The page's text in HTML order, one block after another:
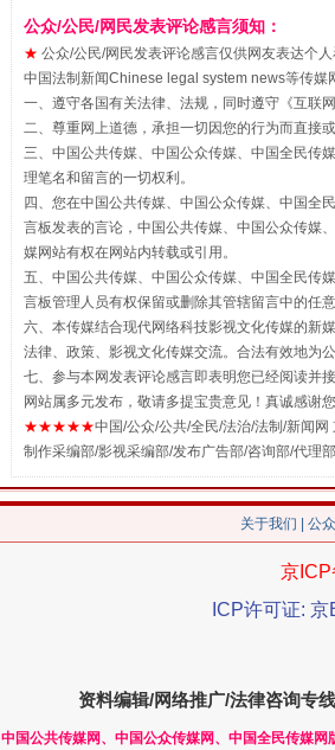
公众/公民/网民发表评论感言须知：
★ 公众/公民/网民发表评论感言仅供网友表达个
中国法制新闻Chinese legal system news等传媒
一、遵守各国有关法律、法规，同时遵守《互联
二、尊重网上道德，承担一切因您的行为而直接
三、中国公共传媒、中国公众传媒、中国全民
理笔名和留言的一切权利。
四、您在中国公共传媒、中国公众传媒、中国
言板发表的言论，中国公共传媒、中国公众传
媒网站有权在网站内转载或引用。
五、中国公共传媒、中国公众传媒、中国全民传
言板管理人员有权保留或删除其管辖留言中的任意
六、本传媒结合现代网络科技影视文化传媒的新
法律、政策、影视文化传媒交流。合法有效地为
七、参与本网发表评论感言即表明您已经阅读并
网站属多元发布，敬请多提宝贵意见！真诚感谢
★★★★★中国/公众/公共/全民/法治/法制/新闻
制作采编部/影视采编部/发布广告部/咨询部/代理部
关于我们 公
京
ICP许可证:
资料编辑/网络推广/法律咨询专线
中国公共传媒网、中国公众传媒网、中国全民传媒网